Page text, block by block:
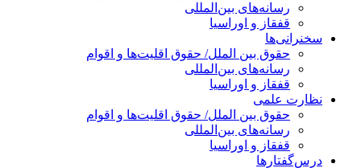
رسانه‌های بین‌المللی
قفقاز و اوراسیا
سخنرانی‌ها
حقوق بین الملل/ حقوق اقلیت‌ها و اقوام
رسانه‌های بین‌المللی
قفقاز و اوراسیا
نظارت علمی
حقوق بین الملل/ حقوق اقلیت‌ها و اقوام
رسانه‌های بین‌المللی
قفقاز و اوراسیا
درس‌گفتارها